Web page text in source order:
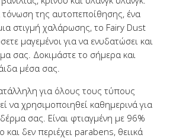
τόνωση της αυτοπεποίθησης, ένα
στιγμή χαλάρωσης, το Fairy Dust
μαγεμένοι για να ενυδατώσει και
σας. Δοκιμάστε το σήμερα και
μέσα σας.
για όλους τους τύπους
να χρησιμοποιηθεί καθημερινά για
σας. Είναι φτιαγμένη με 96%
και δεν περιέχει parabens, θειικά